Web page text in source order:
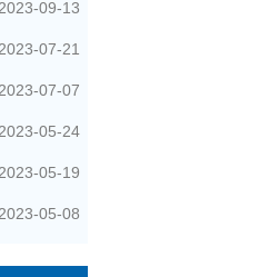
2023-09-13
2023-07-21
2023-07-07
2023-05-24
2023-05-19
2023-05-08